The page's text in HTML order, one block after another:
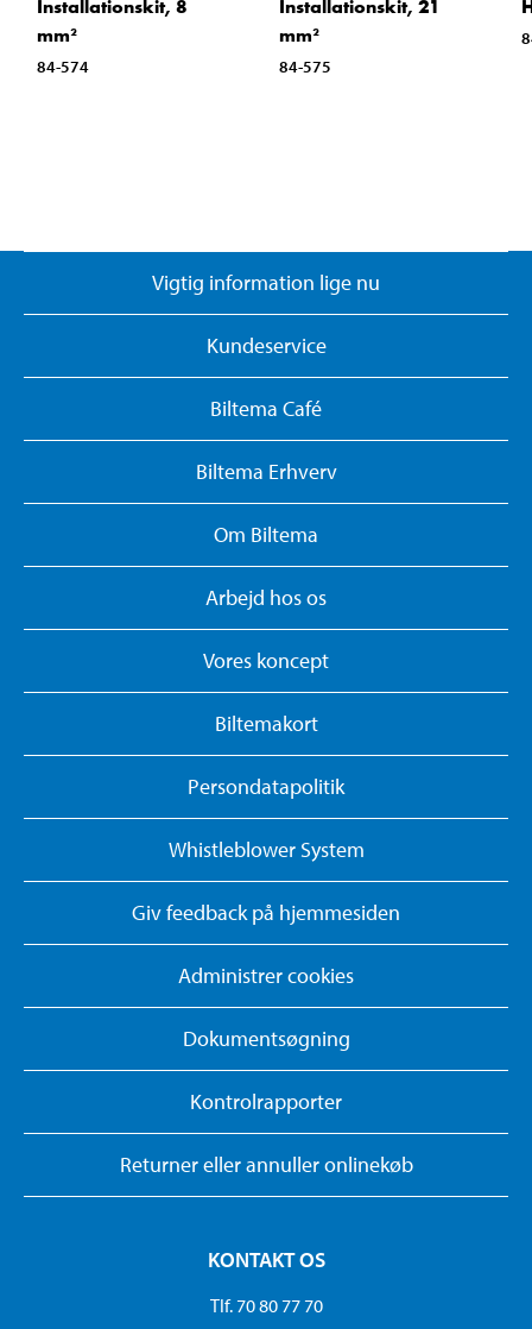
Installationskit, 8
mm²
84-574
Installationskit, 21
mm²
84-575
Vigtig information lige nu
Kundeservice
Biltema Café
Biltema Erhverv
Om Biltema
Arbejd hos os
Vores koncept
Biltemakort
Persondatapolitik
Whistleblower System
Giv feedback på hjemmesiden
Administrer cookies
Dokumentsøgning
Kontrolrapporter
Returner eller annuller onlinekøb
KONTAKT OS
Tlf. 70 80 77 70